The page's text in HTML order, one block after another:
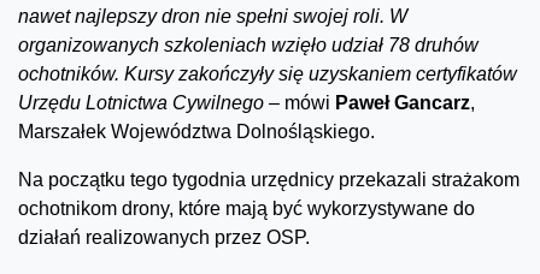
nawet najlepszy dron nie spełni swojej roli. W
organizowanych szkoleniach wzięło udział 78 druhów
ochotników. Kursy zakończyły się uzyskaniem certyfikatów
Urzędu Lotnictwa Cywilnego – mówi Paweł Gancarz,
Marszałek Województwa Dolnośląskiego.
Na początku tego tygodnia urzędnicy przekazali strażakom
ochotnikom drony, które mają być wykorzystywane do
działań realizowanych przez OSP.